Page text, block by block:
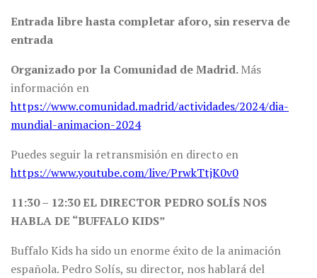
Entrada libre hasta completar aforo, sin reserva de
entrada
Organizado por la Comunidad de Madrid.Más
información en
https://www.comunidad.madrid/actividades/2024/dia-
mundial-animacion-2024
Puedes seguir la retransmisión en directo en
https://www.youtube.com/live/PrwkTtjK0v0
11:30 – 12:30 EL DIRECTOR PEDRO SOLÍS NOS
HABLA DE “BUFFALO KIDS”
Buffalo Kids ha sido un enorme éxito de la animación
española. Pedro Solís, su director, nos hablará del